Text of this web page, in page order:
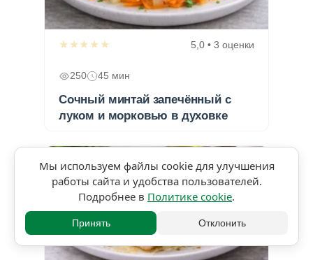
★★★★★ 5,0 • 3 оценки
250 45 мин
Сочный минтай запечённый с
луком и морковью в духовке
Мы используем файлы cookie для улучшения
работы сайта и удобства пользователей.
Подробнее в Политике cookie.
Принять Отклонить